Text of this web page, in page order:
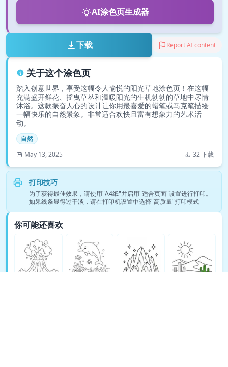
AI涂色页生成器
下载 Report AI content
关于这个涂色页
踏入创意世界，享受这幅令人愉悦的阳光草地涂色页！在这幅
充满盛开鲜花、摇曳草丛和温暖阳光的生机勃勃的草地中尽情
沐浴。这款振奋人心的设计让你用最喜爱的蜡笔或马克笔描绘
一幅快乐的自然景象。非常适合欢快且富有想象力的艺术活
动。
自然
May 13, 2025
32 下载
打印技巧
为了获得最佳效果，请使用"A4纸"并启用"适合页面"设置进行打印。
如果线条显得过于淡，请在打印机设置中选择"高质量"打印模式
你可能还喜欢